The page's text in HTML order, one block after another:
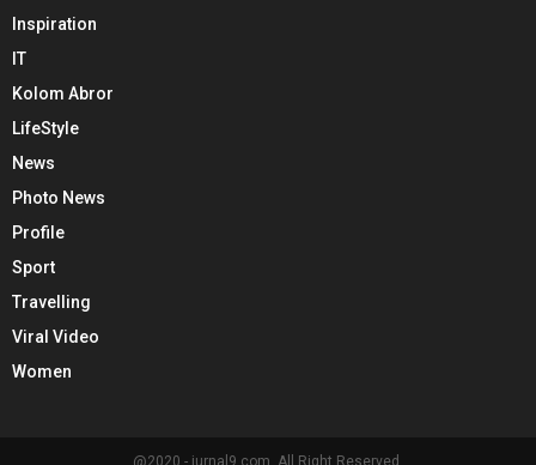
Inspiration
IT
Kolom Abror
LifeStyle
News
Photo News
Profile
Sport
Travelling
Viral Video
Women
@2020 - jurnal9.com. All Right Reserved.